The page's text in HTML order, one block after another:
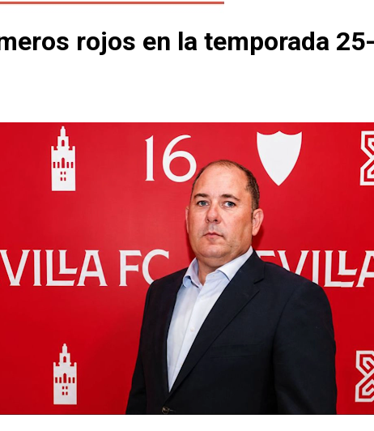
rojos en la temporada